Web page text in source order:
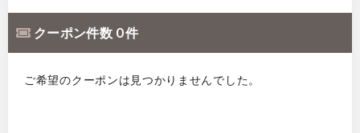
クーポン件数 0 件
ご希望のクーポンは見つかりませんでした。